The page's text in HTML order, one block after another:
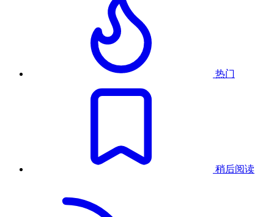
热门
稍后阅读